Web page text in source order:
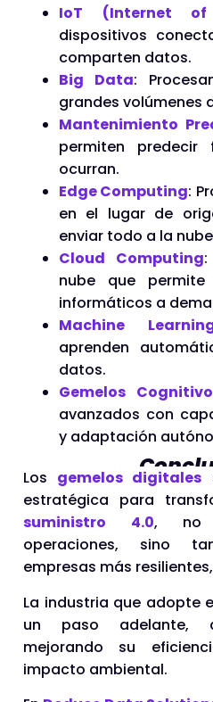
IoT (Internet of
dispositivos
comparten datos.
Big Data:
grandes volúmenes
Mantenimiento
permiten
ocurran.
Edge Computing:
en el lugar de
enviar todo a la
Cloud Computing
nube que
informáticos a
Machine
aprenden
datos.
Gemelos
avanzados con
y adaptación
Los gemelos digitales
estratégica para
suministro 4.0, no
operaciones, sino
empresas más
La industria que adopte
un paso adelante,
mejorando su
impacto ambiental.